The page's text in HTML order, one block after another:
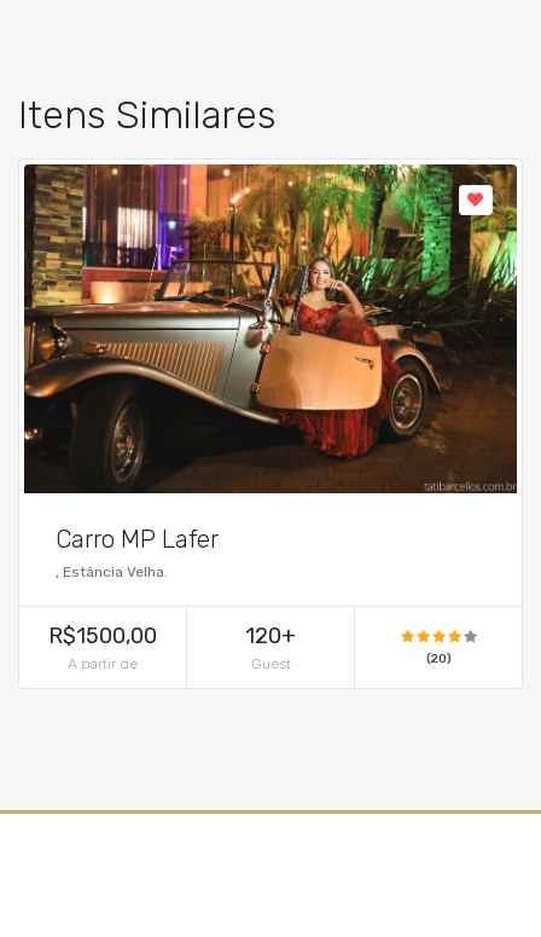
Itens Similares
Carro MP Lafer
, Estância Velha.
R$1500,00
A partir de
120+
Guest (20)